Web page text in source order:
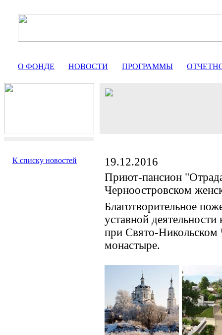
О ФОНДЕ НОВОСТИ ПРОГРАММЫ
К списку новостей
19.12.2016
Приют-пансион
Черноостровском
Благотворительное
уставной
при Свято-Никольском
монастыре.